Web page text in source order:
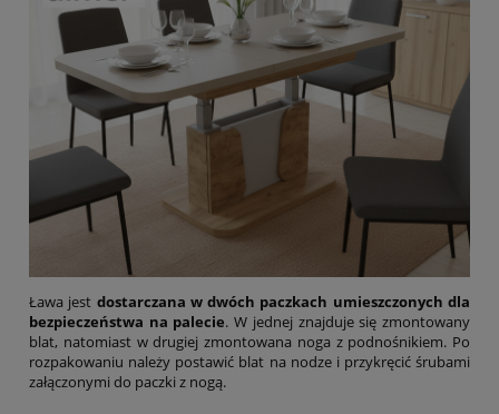
Ława jest dostarczana w dwóch paczkach umieszczonych dla
bezpieczeństwa na palecie. W jednej znajduje się zmontowany
blat, natomiast w drugiej zmontowana noga z podnośnikiem. Po
rozpakowaniu należy postawić blat na nodze i przykręcić śrubami
załączonymi do paczki z nogą.